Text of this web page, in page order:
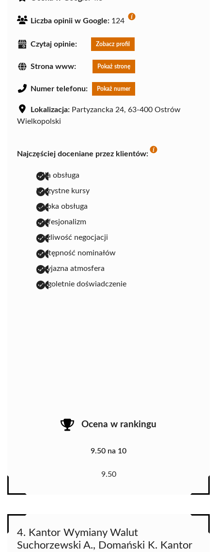
Liczba opinii w Google: 124
Czytaj opinie: Zobacz profil
Strona www: Pokaż stronę
Numer telefonu: Pokaż numer
Lokalizacja: Partyzancka 24, 63-400 Ostrów
Wielkopolski
Najczęściej doceniane przez klientów:
miła obsługa
korzystne kursy
szybka obsługa
profesjonalizm
możliwość negocjacji
dostępność nominałów
przyjazna atmosfera
długoletnie doświadczenie
Ocena w rankingu
9.50 na 10
9.50
4. Kantor Wymiany Walut
Suchorzewski A., Domański K. Kantor